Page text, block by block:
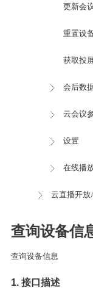
更新会
重置设
获取投
会后数
云会议
设置
在线播
云直播开放
查询设备信
查询设备信息
1. 接口描述